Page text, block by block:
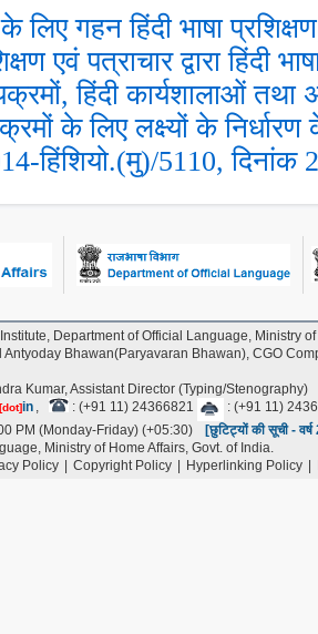
लिए गहन हिंदी भाषा
एवं पत्राचार द्वारा हिंदी
हिंदी कार्यशालाओं
के लिए लक्ष्‍यों के
हिंशियो.(मु)/5110, दिनांक
Department of Official Language, Ministry
Bhawan(Paryavaran Bhawan), CGO
Kumar, Assistant Director (Typing/Stenography)
[dot]in , : (+91 11) 24366821
: (+91 11)
PM (Monday-Friday) (+05:30)
[छुटिट्यों की सूची -
Ministry of Home Affairs, Govt. of India.
Policy Copyright Policy Hyperlinking Policy